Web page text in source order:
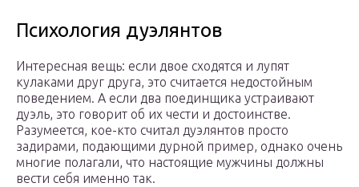
Психология дуэлянтов
Интересная вещь: если двое сходятся и лупят
кулаками друг друга, это считается недостойным
поведением. А если два поединщика устраивают
дуэль, это говорит об их чести и достоинстве.
Разумеется, кое-кто считал дуэлянтов просто
задирами, подающими дурной пример, однако очень
многие полагали, что настоящие мужчины должны
вести себя именно так.